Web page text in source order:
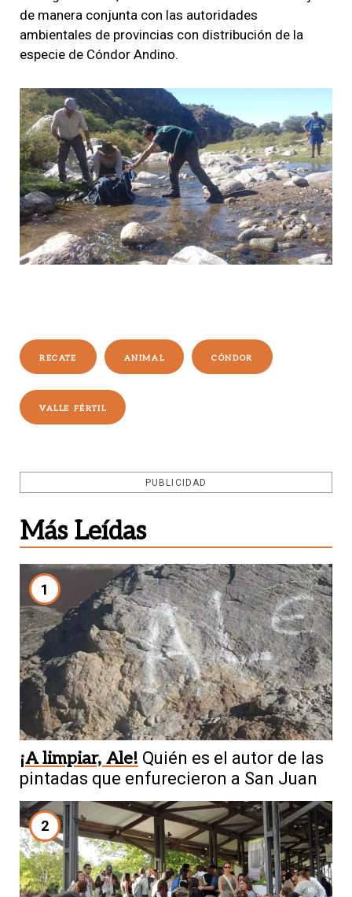
de manera conjunta con las autoridades
ambientales de provincias con distribución de la
especie de Cóndor Andino.
RECATE ANIMAL CÓNDOR
VALLE FÉRTIL
PUBLICIDAD
Más Leídas
1
¡A limpiar, Ale! Quién es el autor de las
pintadas que enfurecieron a San Juan
2